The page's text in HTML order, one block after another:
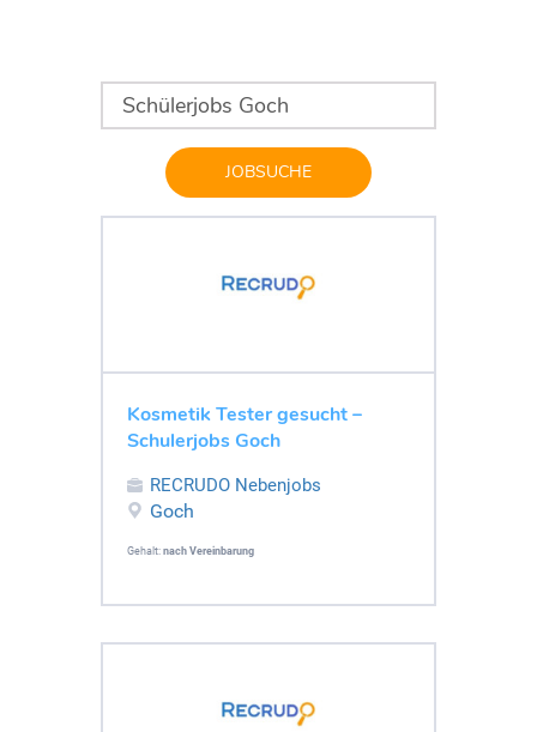
JOBSUCHE
Kosmetik Tester gesucht –
Schulerjobs Goch
RECRUDO Nebenjobs
Goch
Gehalt: nach Vereinbarung